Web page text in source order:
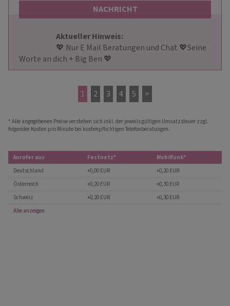
NACHRICHT
Aktueller Hinweis:
Worte an dich + Big Ben 💖
1 2 3 4 5 >
* Alle angegebenen Preise verstehen sich inkl. der jeweils gültigen Umsatzsteuer zzgl.
folgender Kosten pro Minute bei kostenpflichtigen Telefonberatungen.
Anrufer aus Festnetz*
Mobilfunk*
Deutschland
+0,00 EUR
+0,20 EUR
Österreich
+0,20 EUR
+0,30 EUR
Schweiz
+0,20 EUR
+0,30 EUR
Alle anzeigen